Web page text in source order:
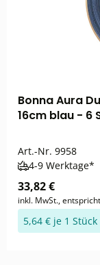
Bonna Aura
16cm blau - 6
Art.-Nr. 9958
4-9 Werktage*
33,82 €
inkl. MwSt.,
5,64 € je 1 Stück